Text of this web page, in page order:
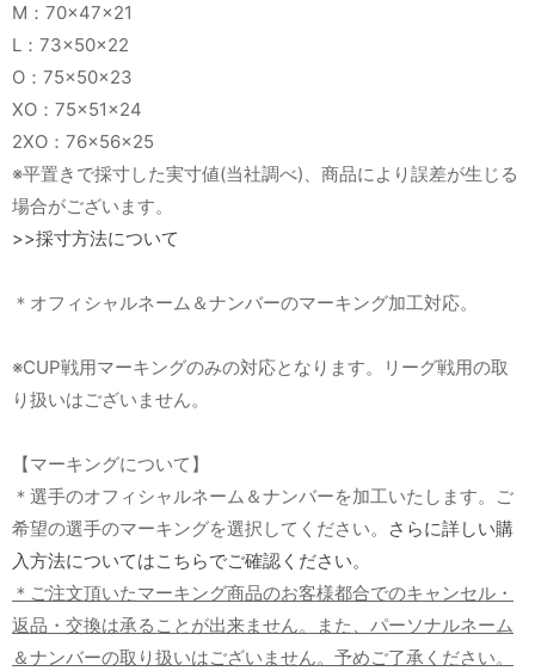
M：70×47×21
L：73×50×22
O：75×50×23
XO：75×51×24
2XO：76×56×25
※平置きで採寸した実寸値(当社調べ)、商品により誤差が生じる
場合がございます。
>>採寸方法について
＊オフィシャルネーム＆ナンバーのマーキング加工対応。
※CUP戦用マーキングのみの対応となります。リーグ戦用の取
り扱いはございません。
【マーキングについて】
＊選手のオフィシャルネーム＆ナンバーを加工いたします。ご
希望の選手のマーキングを選択してください。
さらに詳しい購
入方法についてはこちらでご確認ください。
＊ご注文頂いたマーキング商品のお客様都合でのキャンセル・
返品・交換は承ることが出来ません。また、パーソナルネーム
＆ナンバーの取り扱いはございません。予めご了承ください。